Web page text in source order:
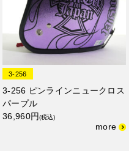
3-256
3-256 ピンラインニュークロス
パープル
36,960円(税込)